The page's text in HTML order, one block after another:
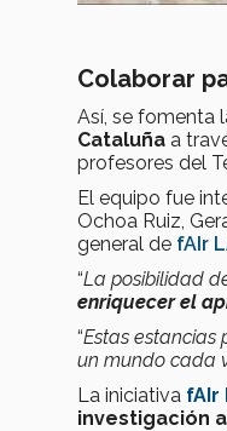
Colaborar
Así, se fomenta
Cataluña a
profesores del
El equipo fue
Ochoa Ruiz,
general de fAIr
“La posibilidad
enriquecer el
“Estas estancias
un mundo cada
La iniciativa fAIr
investigación